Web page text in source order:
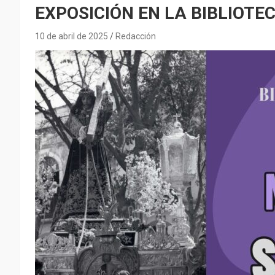
EXPOSICIÓN EN LA
10 de abril de 2025 Redacción